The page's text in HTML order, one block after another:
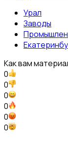
Урал
Заводы
Как вам
0
0
0
0
0
0